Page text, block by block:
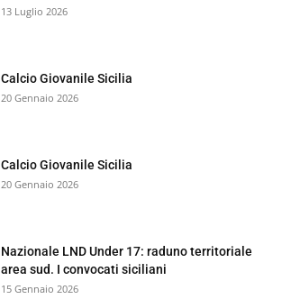
13 Luglio 2026
Calcio Giovanile Sicilia
20 Gennaio 2026
Calcio Giovanile Sicilia
20 Gennaio 2026
Nazionale LND Under 17: raduno territoriale
area sud. I convocati siciliani
15 Gennaio 2026